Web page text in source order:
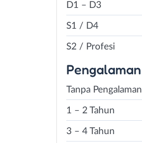
D1 – D3
S1 / D4
S2 / Profesi
Pengalaman
Tanpa Pengalaman
1 – 2 Tahun
3 – 4 Tahun